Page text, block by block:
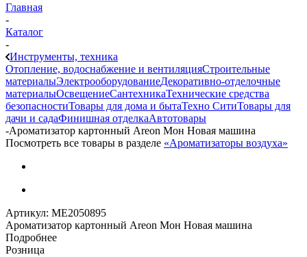
Главная
-
Каталог
-
Инструменты, техника
Отопление, водоснабжение и вентиляцияСтроительные
материалыЭлектрооборудованиеДекоративно-отделочные
материалыОсвещениеСантехникаТехнические средства
безопасностиТовары для дома и бытаТехно СитиТовары для
дачи и садаФинишная отделкаАвтотовары
-Ароматизатор картонный Areon Мон Новая машина
Посмотреть все товары в разделе «Ароматизаторы воздуха»
Артикул: МЕ2050895
Ароматизатор картонный Areon Мон Новая машина
Подробнее
Розница